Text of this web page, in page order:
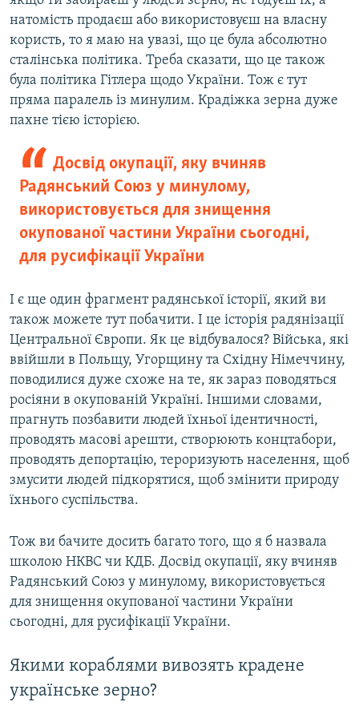
натомість продаєш або використовуєш на власну
користь, то я маю на увазі, що це була абсолютно
сталінська політика. Треба сказати, що це також
була політика Гітлера щодо України. Тож є тут
пряма паралель із минулим. Крадіжка зерна дуже
пахне тією історією.
Досвід окупації, яку вчиняв
Радянський Союз у минулому,
використовується для знищення
окупованої частини України сьогодні,
для русифікації України
І є ще один фрагмент радянської історії, який ви
також можете тут побачити. І це історія радянізації
Центральної Європи. Як це відбувалося? Війська, які
ввійшли в Польщу, Угорщину та Східну Німеччину,
поводилися дуже схоже на те, як зараз поводяться
росіяни в окупованій Україні. Іншими словами,
прагнуть позбавити людей їхньої ідентичності,
проводять масові арешти, створюють концтабори,
проводять депортацію, тероризують населення, щоб
змусити людей підкорятися, щоб змінити природу
їхнього суспільства.
Тож ви бачите досить багато того, що я б назвала
школою НКВС чи КДБ. Досвід окупації, яку вчиняв
Радянський Союз у минулому, використовується
для знищення окупованої частини України
сьогодні, для русифікації України.
Якими кораблями вивозять крадене
українське зерно?